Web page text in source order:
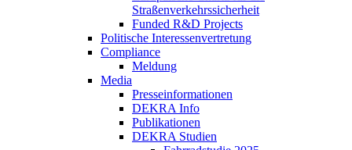
Straßenverkehrssicherheit
Funded R&D Projects
Politische Interessenvertretung
Compliance
Meldung
Media
Presseinformationen
DEKRA Info
Publikationen
DEKRA Studien